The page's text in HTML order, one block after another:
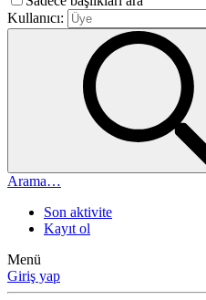
Kullanıcı:
Arama…
Son aktivite
Kayıt ol
Menü
Giriş yap